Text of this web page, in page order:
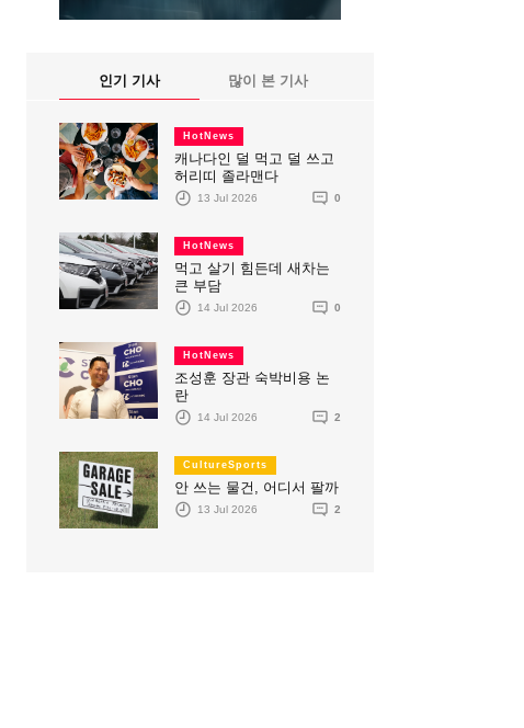
인기 기사 많이 본 기사
HotNews
캐나다인 덜 먹고 덜 쓰고
허리띠 졸라맨다
13 Jul 2026 0
HotNews
먹고 살기 힘든데 새차는
큰 부담
14 Jul 2026 0
HotNews
조성훈 장관 숙박비용 논
란
14 Jul 2026 2
CultureSports
안 쓰는 물건, 어디서 팔까
13 Jul 2026 2